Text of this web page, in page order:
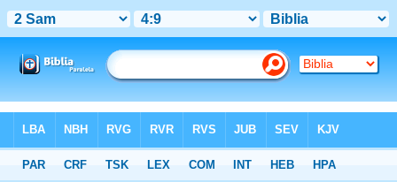
>2 Samuel Capítulo 4 > Verso 9